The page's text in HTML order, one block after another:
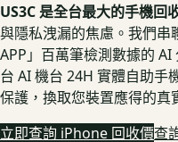
US3C 是全台最大的手機回
與隱私洩漏的焦慮。我們
APP」百萬筆檢測數據的
台 AI 機台 24H 實體自助手
保護，換取您裝置應得的真
立即查詢 iPhone 回收價查